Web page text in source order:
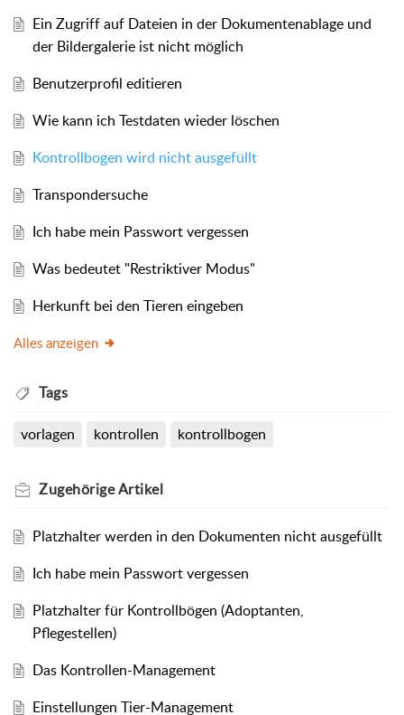
Ein Zugriff auf Dateien in der Dokumentenablage und
der Bildergalerie ist nicht möglich
Benutzerprofil editieren
Wie kann ich Testdaten wieder löschen
Kontrollbogen wird nicht ausgefüllt
Transpondersuche
Ich habe mein Passwort vergessen
Was bedeutet "Restriktiver Modus"
Herkunft bei den Tieren eingeben
Alles anzeigen
Tags
vorlagen kontrollen kontrollbogen
ZugehörigeArtikel
Platzhalter werden in den Dokumenten nicht ausgefüllt
Ich habe mein Passwort vergessen
Platzhalter für Kontrollbögen (Adoptanten,
Pflegestellen)
Das Kontrollen-Management
Einstellungen Tier-Management